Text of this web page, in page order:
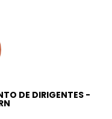
DE DIRIGENTES -